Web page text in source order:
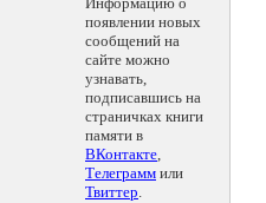
появлении новых
сообщений на
сайте можно
узнавать,
подписавшись на
страничках книги
памяти в
ВКонтакте,
Телеграмм или
Твиттер.